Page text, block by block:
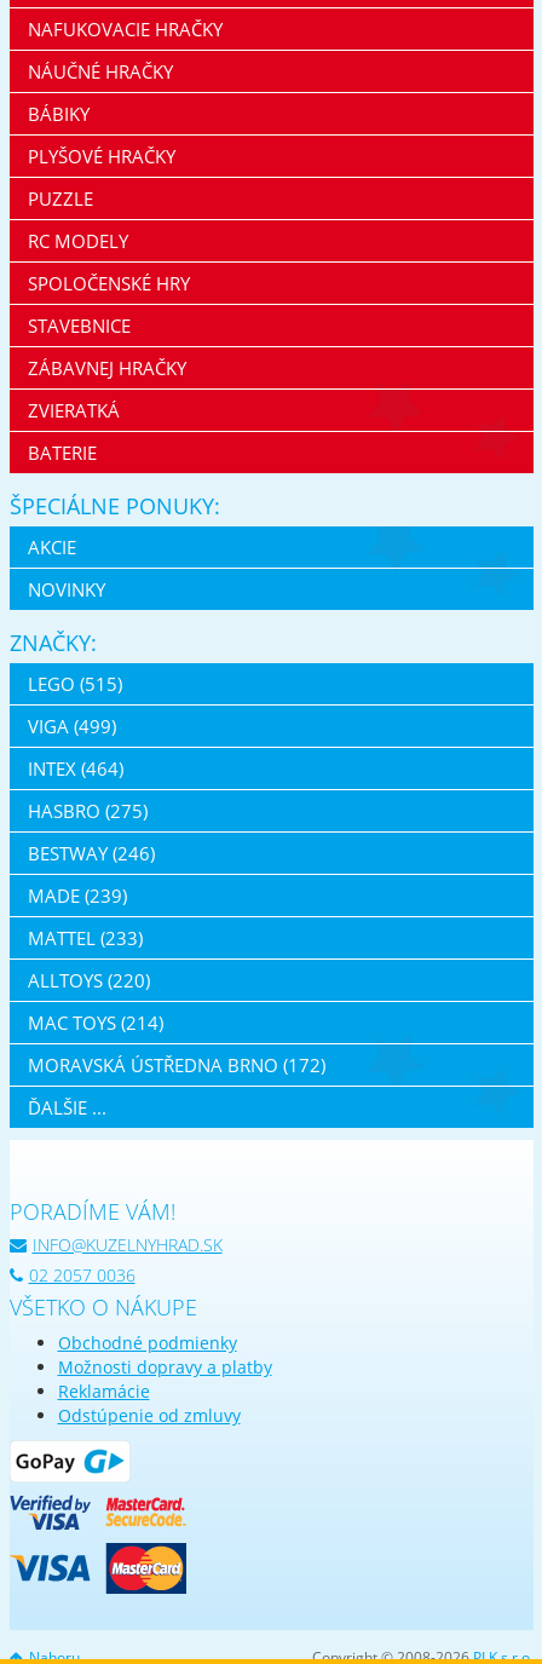
NAFUKOVACIE HRAČKY
NÁUČNÉ HRAČKY
BÁBIKY
PLYŠOVÉ HRAČKY
PUZZLE
RC MODELY
SPOLOČENSKÉ HRY
STAVEBNICE
ZÁBAVNEJ HRAČKY
ZVIERATKÁ
BATERIE
ŠPECIÁLNE PONUKY:
AKCIE
NOVINKY
ZNAČKY:
LEGO (515)
VIGA (499)
INTEX (464)
HASBRO (275)
BESTWAY (246)
MADE (239)
MATTEL (233)
ALLTOYS (220)
MAC TOYS (214)
MORAVSKÁ ÚSTŘEDNA BRNO (172)
ĎALŠIE ...
PORADÍME VÁM!
INFO@KUZELNYHRAD.SK
02 2057 0036
VŠETKO O NÁKUPE
Obchodné podmienky
Možnosti dopravy a platby
Reklamácie
Odstúpenie od zmluvy
Nahoru Copyright © 2008-2026PLK s.r.o.